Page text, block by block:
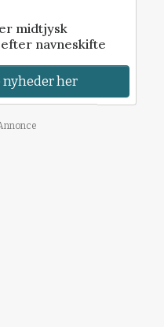
midtjysk
navneskifte
nyheder her